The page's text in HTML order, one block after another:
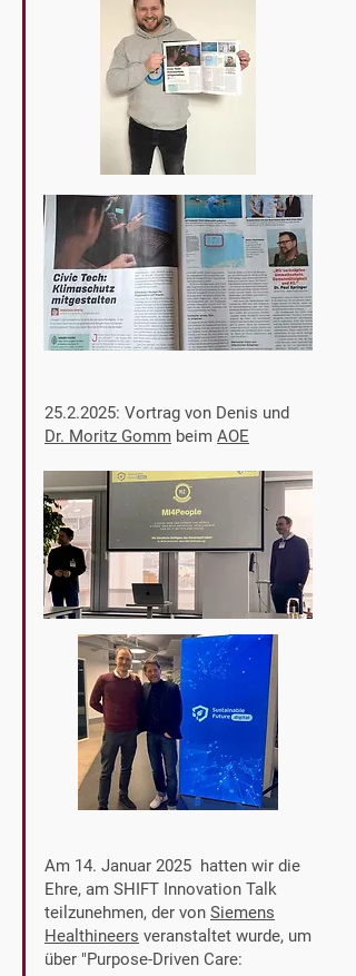
25.2.2025: Vortrag von Denis und
Dr. Moritz Gomm beim AOE
Am 14. Januar 2025 hatten wir die
Ehre, am SHIFT Innovation Talk
teilzunehmen, der von Siemens
Healthineers veranstaltet wurde, um
über "Purpose-Driven Care: